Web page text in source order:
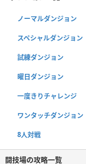
ノーマルダンジョン
スペシャルダンジョン
試練ダンジョン
曜日ダンジョン
一度きりチャレンジ
ワンタッチダンジョン
8人対戦
闘技場の攻略一覧